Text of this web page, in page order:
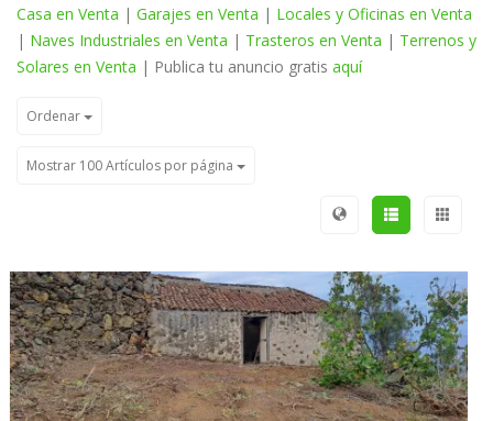
Casa en Venta | Garajes en Venta | Locales y Oficinas en Venta
| Naves Industriales en Venta | Trasteros en Venta | Terrenos y
Solares en Venta | Publica tu anuncio gratis aquí
Ordenar
Mostrar 100 Artículos por página